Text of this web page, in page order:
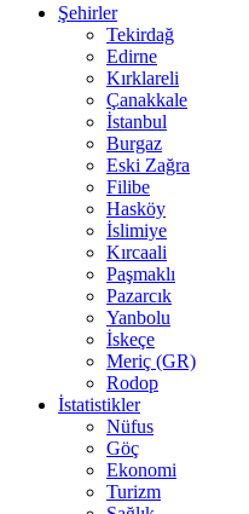
Şehirler
Tekirdağ
Edirne
Kırklareli
Çanakkale
İstanbul
Burgaz
Eski Zağra
Filibe
Hasköy
İslimiye
Kırcaali
Paşmaklı
Pazarcık
Yanbolu
İskeçe
Meriç (GR)
Rodop
İstatistikler
Nüfus
Göç
Ekonomi
Turizm